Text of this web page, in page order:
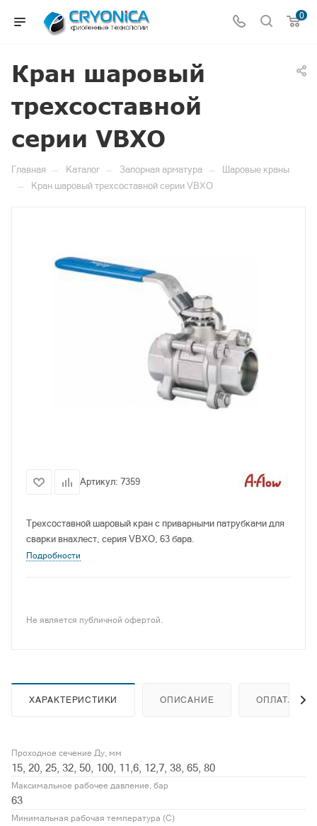
0
Кран шаровый
трехсоставной
серии VBXO
Главная — Каталог — Запорная арматура — Шаровые краны
— Кран шаровый трехсоставной серии VBXO
Артикул: 7359
Трехсоставной шаровый кран с приварными патрубками для
сварки внахлест, серия VBXO, 63 бара.
Подробности
Не является публичной офертой.
ХАРАКТЕРИСТИКИ ОПИСАНИЕ ОПЛАТА
Проходное сечение Ду, мм
15, 20, 25, 32, 50, 100, 11,6, 12,7, 38, 65, 80
Максимальное рабочее давление, бар
63
Минимальная рабочая температура (С)